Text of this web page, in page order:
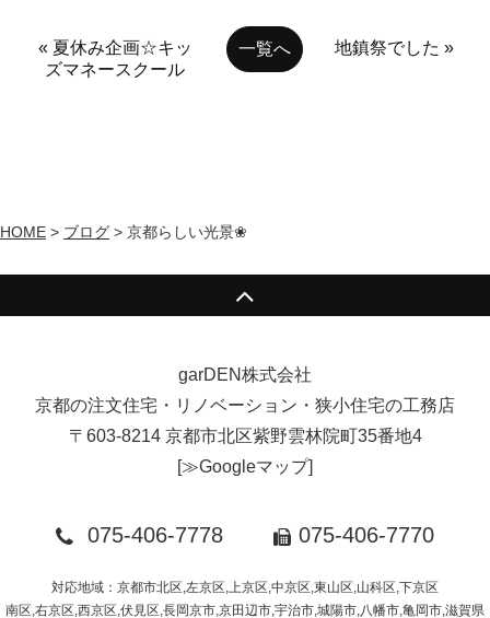
« 夏休み企画☆キッ
ズマネースクール
一覧へ 地鎮祭でした »
HOME > ブログ > 京都らしい光景❀
garDEN株式会社
京都の注文住宅・リノベーション・狭小住宅の工務店
〒603-8214 京都市北区紫野雲林院町35番地4
[≫Googleマップ]
075-406-7778 075-406-7770
対応地域：京都市北区,左京区,上京区,中京区,東山区,山科区,下京区
南区,右京区,西京区,伏見区,長岡京市,京田辺市,宇治市,城陽市,八幡市,亀岡市,滋賀県